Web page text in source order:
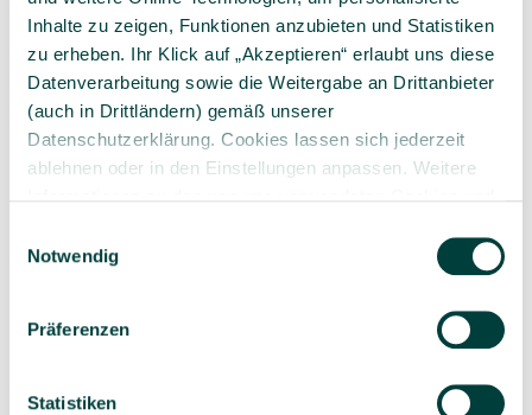
Inhalte zu zeigen, Funktionen anzubieten und Statistiken
zu erheben. Ihr Klick auf „Akzeptieren“ erlaubt uns diese
Datenverarbeitung sowie die Weitergabe an Drittanbieter
(auch in Drittländern) gemäß unserer
Datenschutzerklärung. Cookies lassen sich jederzeit
ablehnen oder in den Einstellungen anpassen. Weitere
schutz­erklärung
Notwendig
Präferenzen
Statistiken
Sorgfältig ausgewähltes
Produktsortiment
Kompetente und
individuelle Beratung
Geprüfte Lieferkette
1-3 Werktage Lieferzeit
bei Versand aus dem
eigenen Lager